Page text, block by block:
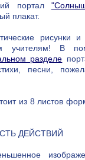
портал
плакат.
рисунки
учителям! В
разделе
песни,
из 8 листов
ДЕЙСТВИЙ